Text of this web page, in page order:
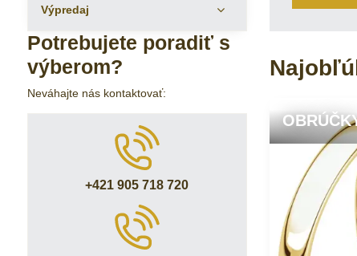
Výpredaj
Potrebujete poradiť s
výberom?
Neváhajte nás kontaktovať:
+421 905 718 720